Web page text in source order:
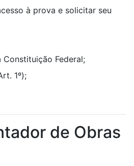
à prova e solicitar seu
Federal;
1º);
de Obras